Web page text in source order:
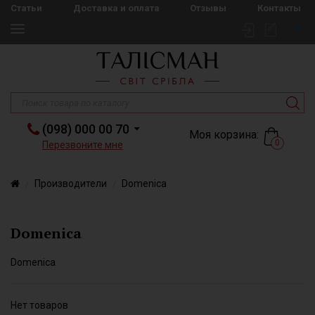
Статьи Доставка и оплата Отзывы Контакты
(098) 000 00 70
Перезвоните мне
Моя корзина:
0
Производители Domenica
Domenica
Domenica
Нет товаров